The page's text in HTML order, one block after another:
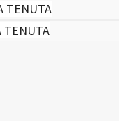
TENUTA
TENUTA